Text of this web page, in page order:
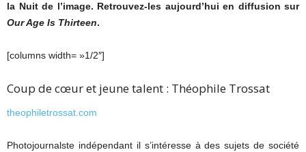
la Nuit de l’image. Retrouvez-les aujourd’hui en diffusion sur
Our Age Is Thirteen.
[columns width= »1/2″]
Coup de cœur et jeune talent : Théophile Trossat
theophiletrossat.com
Photojournalste indépendant il s’intéresse à des sujets de société